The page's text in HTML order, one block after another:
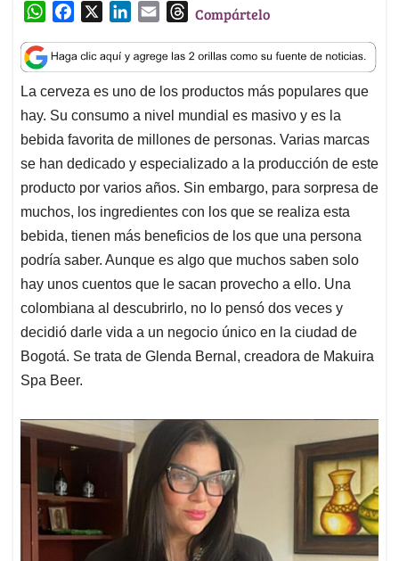
W
a
t
s
A
p
p
c
e
b
o
o
k
n
k
e
d
I
n
a
i
l
T
r
e
a
d
s
Compártelo
La cerveza es uno de los productos más populares que
hay. Su consumo a nivel mundial es masivo y es la
bebida favorita de millones de personas. Varias marcas
se han dedicado y especializado a la producción de este
producto por varios años. Sin embargo, para sorpresa de
muchos, los ingredientes con los que se realiza esta
bebida, tienen más beneficios de los que una persona
podría saber. Aunque es algo que muchos saben solo
hay unos cuentos que le sacan provecho a ello. Una
colombiana al descubrirlo, no lo pensó dos veces y
decidió darle vida a un negocio único en la ciudad de
Bogotá. Se trata de Glenda Bernal, creadora de Makuira
Spa Beer.